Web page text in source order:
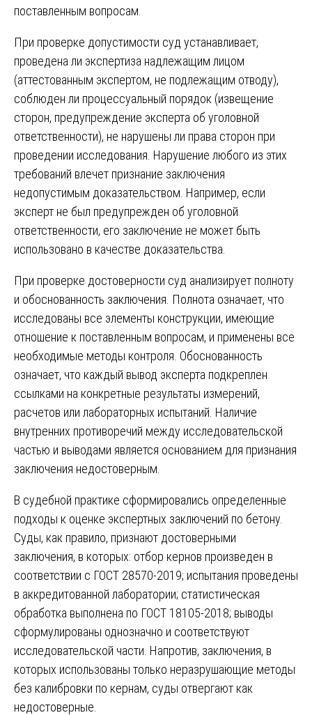
поставленным вопросам.
При проверке допустимости суд устанавливает,
проведена ли экспертиза надлежащим лицом
(аттестованным экспертом, не подлежащим отводу),
соблюден ли процессуальный порядок (извещение
сторон, предупреждение эксперта об уголовной
ответственности), не нарушены ли права сторон при
проведении исследования. Нарушение любого из этих
требований влечет признание заключения
недопустимым доказательством. Например, если
эксперт не был предупрежден об уголовной
ответственности, его заключение не может быть
использовано в качестве доказательства.
При проверке достоверности суд анализирует полноту
и обоснованность заключения. Полнота означает, что
исследованы все элементы конструкции, имеющие
отношение к поставленным вопросам, и применены все
необходимые методы контроля. Обоснованность
означает, что каждый вывод эксперта подкреплен
ссылками на конкретные результаты измерений,
расчетов или лабораторных испытаний. Наличие
внутренних противоречий между исследовательской
частью и выводами является основанием для признания
заключения недостоверным.
В судебной практике сформировались определенные
подходы к оценке экспертных заключений по бетону.
Суды, как правило, признают достоверными
заключения, в которых: отбор кернов произведен в
соответствии с ГОСТ 28570-2019; испытания проведены
в аккредитованной лаборатории; статистическая
обработка выполнена по ГОСТ 18105-2018; выводы
сформулированы однозначно и соответствуют
исследовательской части. Напротив, заключения, в
которых использованы только неразрушающие методы
без калибровки по кернам, суды отвергают как
недостоверные.